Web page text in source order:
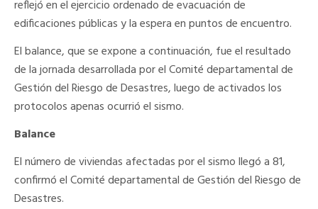
reflejó en el ejercicio ordenado de evacuación de
edificaciones públicas y la espera en puntos de encuentro.
El balance, que se expone a continuación, fue el resultado
de la jornada desarrollada por el Comité departamental de
Gestión del Riesgo de Desastres, luego de activados los
protocolos apenas ocurrió el sismo.
Balance
El número de viviendas afectadas por el sismo llegó a 81,
confirmó el Comité departamental de Gestión del Riesgo de
Desastres.